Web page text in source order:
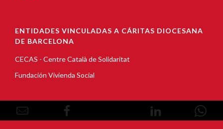
ENTIDADES VINCULADAS A CÁRITAS DIOCESANA
DE BARCELONA
CECAS - Centre Català de Solidaritat
Fundación Vivienda Social
© Copyright 2026, Càritas Barcelona |Aviso Legal|